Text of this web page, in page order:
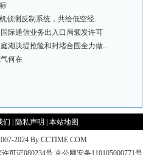
侦测反制系统，共绘低空经..
际通信业务出入口局颁发许可
湖决堤抢险和封堵合围全力做..
何在
们 隐私声明 本站地图
2024 By CCTIME.COM
可证080234号 京公网安备110105000771号